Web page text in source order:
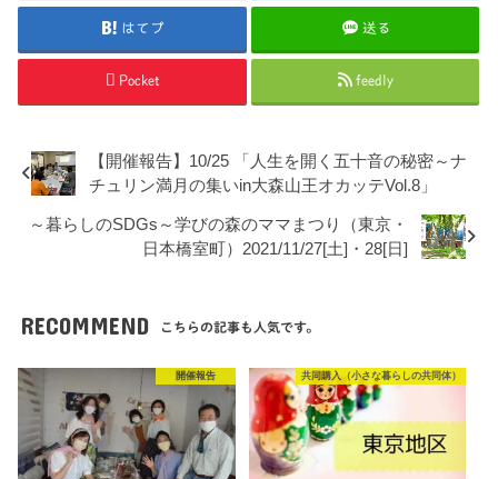
はてブ 送る
Pocket feedly
【開催報告】10/25 「人生を開く五十音の秘密～ナ
チュリン満月の集いin大森山王オカッテVol.8」
～暮らしのSDGs～学びの森のママまつり（東京・
日本橋室町）2021/11/27[土]・28[日]
RECOMMEND こちらの記事も人気です。
開催報告 共同購入（小さな暮らしの共同体）